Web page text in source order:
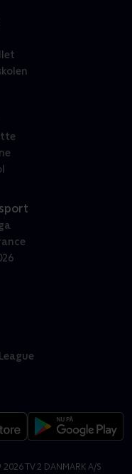
2026TV 2 DANMARK A/S